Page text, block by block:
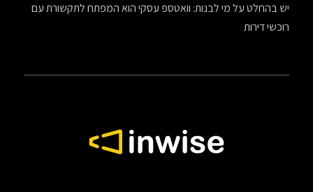
יש בהחלט על מי לבנות: וואטספ עסקי הוא המפתח לתקשורת עם
רוכשי דירות